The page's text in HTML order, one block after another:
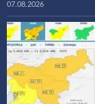
07.08.2026